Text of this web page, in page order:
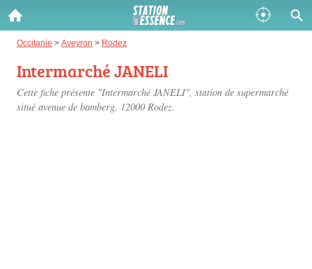
Occitanie > Aveyron > Rodez
Intermarché JANELI
Cette fiche présente "Intermarché JANELI", station de supermarché
situé avenue de bamberg, 12000 Rodez.
Gazole :
Disponible
SP 98 :